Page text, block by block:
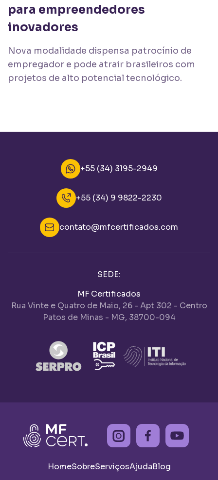
para empreendedores
inovadores
Nova modalidade dispensa patrocínio de
empregador e pode atrair brasileiros com
projetos de alto potencial tecnológico.
+55 (34) 3195-2949
+55 (34) 9 9822-2230
contato@mfcertificados.com
SEDE:
MF Certificados
Rua Vinte e Quatro de Maio, 26 - Apt 302 - Centro
Patos de Minas - MG, 38700-094
HomeSobreServiçosAjudaBlog